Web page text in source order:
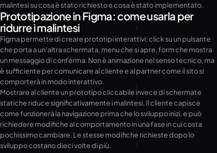
malintesi su cosa è stato richiesto e cosa è stato implementato.
Prototipazione in Figma: come usarla per
ridurre i malintesi
Figma permette di creare prototipi interattivi: click su un pulsante
che porta a un’altra schermata, menu che si apre, form che mostra
un messaggio di conferma. Non è animazione nel senso tecnico, ma
è sufficiente per comunicare al cliente e al partner come il sito si
comporterà in modo interattivo.
Mostrare al cliente un prototipo cliccabile invece di schermate
statiche riduce significativamente i malintesi. Il cliente capisce
come funzionerà la navigazione prima che lo sviluppo inizi, e può
richiedere modifiche al comportamento in una fase in cui costa
pochissimo cambiare. Le stesse modifiche richieste dopo lo
sviluppo costano dieci volte di più.